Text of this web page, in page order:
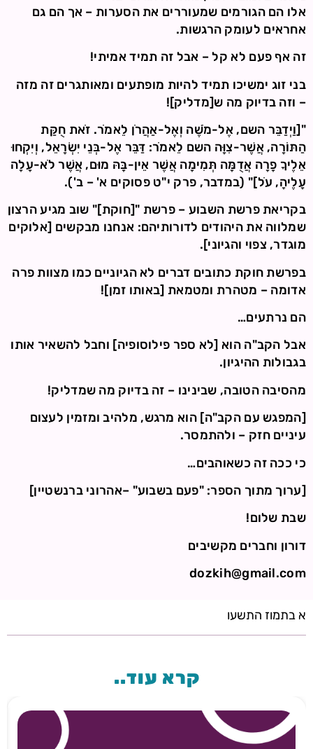
אלו הם הגורמים שמעוררים את הסערות – אך הם גם
אחראים לעומק הרגשות.
זה אף פעם לא קל – אבל זה תמיד אמיתי!
בני זוג ימשיכו תמיד להיות מופתעים ומאותגרים זה מזה
– וזה בדיוק מה ש[מדליק]!
"[וַיְדַבֵּר השם, אֶל-מֹשֶׁה וְאֶל-אַהֲרֹן לֵאמֹר. זֹאת חֻקַּת
הַתּוֹרָה, אֲשֶׁר-צִוָּה השם לֵאמֹר: דַּבֵּר אֶל-בְּנֵי יִשְׂרָאֵל, וְיִקְחוּ
אֵלֶיךָ פָרָה אֲדֻמָּה תְּמִימָה אֲשֶׁר אֵין-בָּהּ מוּם, אֲשֶׁר לֹא-עָלָה
עָלֶיהָ, עֹל]" (במדבר, פרק י"ט פסוקים א' – ב').
בקריאת פרשת השבוע – פרשת "[חוקת]" שוב מגיע הרצון
שמלווה את היהודים לדורותיהם: אנחנו מבקשים [אלוקים
מוגדר, צפוי והגיוני].
בפרשת חוקת כתובים דברים לא הגיוניים כמו מצוות פרה
אדומה – מטהרת ומטמאת [באותו זמן]!
הם נרתעים…
אבל הקב"ה הוא [לא ספר פילוסופיה] וחבל להשאיר אותו
בגבולות ההיגיון.
מהסיבה הטובה, שבינינו – זה בדיוק מה שמדליק!
[המפגש עם הקב"ה] הוא מרגש, מלהיב ומזמין לעצום
עיניים חזק – ולהתמסר.
כי ככה זה כשאוהבים…
[ערוך מתוך הספר: "פעם בשבוע" –אהרוני ברנשטיין]
שבת שלום!
דורון וחברים מקשיבים
dozkih@gmail.com
א בתמוז התשעו
קרא עוד..